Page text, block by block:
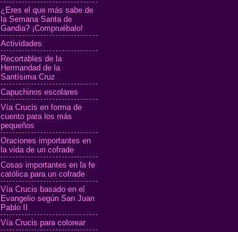
¿Eres el que más sabe de
la Semana Santa de
Gandia? ¡Compruébalo!
Actividades
Recortables de la
Hermandad de la
Santísima Cruz
Capuchinos escolares
Vía Crucis en forma de
cuento para los más
pequeños
Oraciones importantes en
la vida de un cofrade
Cosas importantes en la fe
católica para un cofrade
Vía Crucis basado en el
Evangelio según San Juan
Pablo II
Vía Crucis para colorear